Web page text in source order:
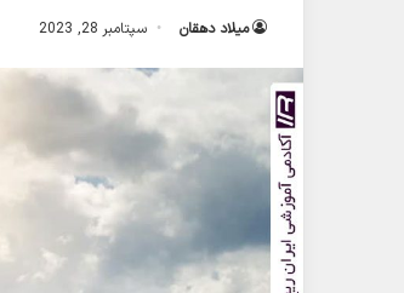
میلاد دهقان سپتامبر 28, 2023